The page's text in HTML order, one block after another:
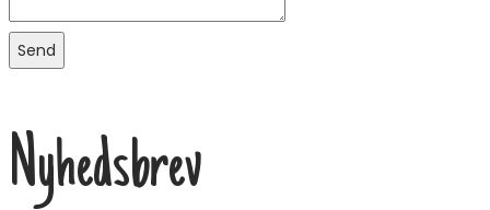
Send
Nyhedsbrev